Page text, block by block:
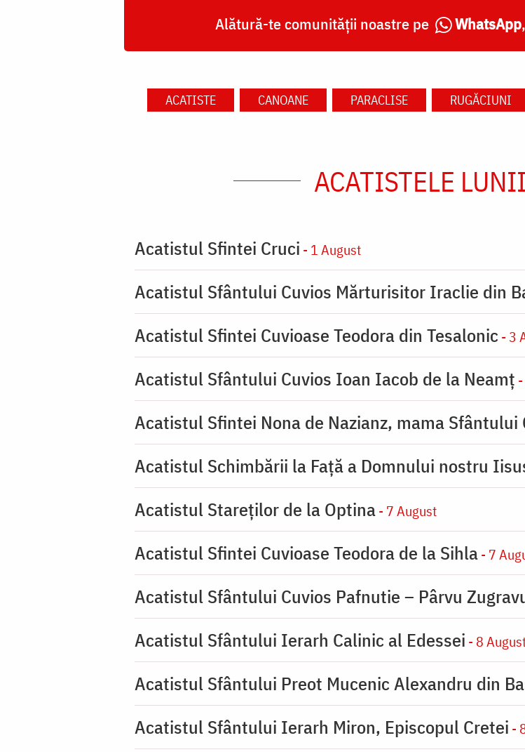
Alătură-te comunității noastre pe WhatsApp,
ACATISTE CANOANE PARACLISE RUGĂCIUNI
ACATISTELE
Acatistul Sfintei Cruci - 1 August
Acatistul Sfântului Cuvios Mărturisitor Iraclie din
Acatistul Sfintei Cuvioase Teodora din Tesalonic - 3
Acatistul Sfântului Cuvios Ioan Iacob de la Neamț
Acatistul Sfintei Nona de Nazianz, mama Sfântului
Acatistul Schimbării la Faţă a Domnului nostru
Acatistul Stareţilor de la Optina- 7 August
Acatistul Sfintei Cuvioase Teodora de la Sihla- 7
Acatistul Sfântului Cuvios Pafnutie – Pârvu
Acatistul Sfântului Ierarh Calinic al Edessei - 8
Acatistul Sfântului Preot Mucenic Alexandru din
Acatistul Sfântului Ierarh Miron, Episcopul Cretei -